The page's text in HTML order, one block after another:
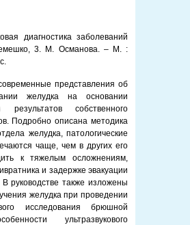
диагностика заболеваний
3. М. Османова. – М. :
представления об
желудка на основании
собственного
Подробно описана методика
желудка, патологические
чаще, чем в других его
к тяжелым осложнениям,
и задержке эвакуации
руководстве также изложены
желудка при проведении
исследования брюшной
ультразвукового